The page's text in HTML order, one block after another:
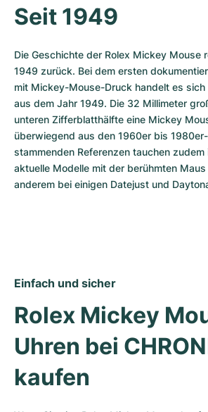
Seit 1949
Die Geschichte der Rolex Mickey Mouse
1949 zurück. Bei dem ersten
mit Mickey-Mouse-Druck handelt es sich
aus dem Jahr 1949. Die 32 Millimeter
unteren Zifferblatthälfte eine Mickey
überwiegend aus den 1960er bis
stammenden Referenzen tauchen zudem
aktuelle Modelle mit der berühmten
anderem bei einigen Datejust und
Einfach und sicher
Rolex Mickey
Uhren bei
kaufen